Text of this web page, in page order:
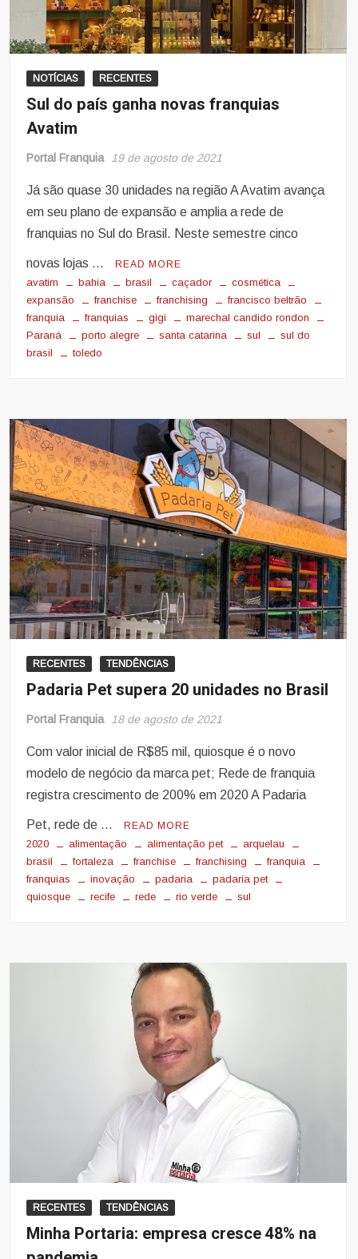
NOTÍCIAS RECENTES
Sul do país ganha novas franquias
Avatim
Portal Franquia 19 de agosto de 2021
Já são quase 30 unidades na região A Avatim avança
em seu plano de expansão e amplia a rede de
franquias no Sul do Brasil. Neste semestre cinco
novas lojas … READ MORE
avatim bahia brasil caçador
cosmética
expansão
franchise franchising
francisco beltrão
franquia
franquias gigi
marechal candido rondon
Paraná
porto alegre santa catarina sul
sul do
brasil
toledo
RECENTES TENDÊNCIAS
Padaria Pet supera 20 unidades no Brasil
Portal Franquia 18 de agosto de 2021
Com valor inicial de R$85 mil, quiosque é o novo
modelo de negócio da marca pet; Rede de franquia
registra crescimento de 200% em 2020 A Padaria
Pet, rede de … READ MORE
2020 alimentação alimentação pet
arquelau
brasil
fortaleza franchise franchising
franquia
franquias
inovação padaria
padaria pet
quiosque
recife rede rio verde sul
RECENTES TENDÊNCIAS
Minha Portaria: empresa cresce 48% na